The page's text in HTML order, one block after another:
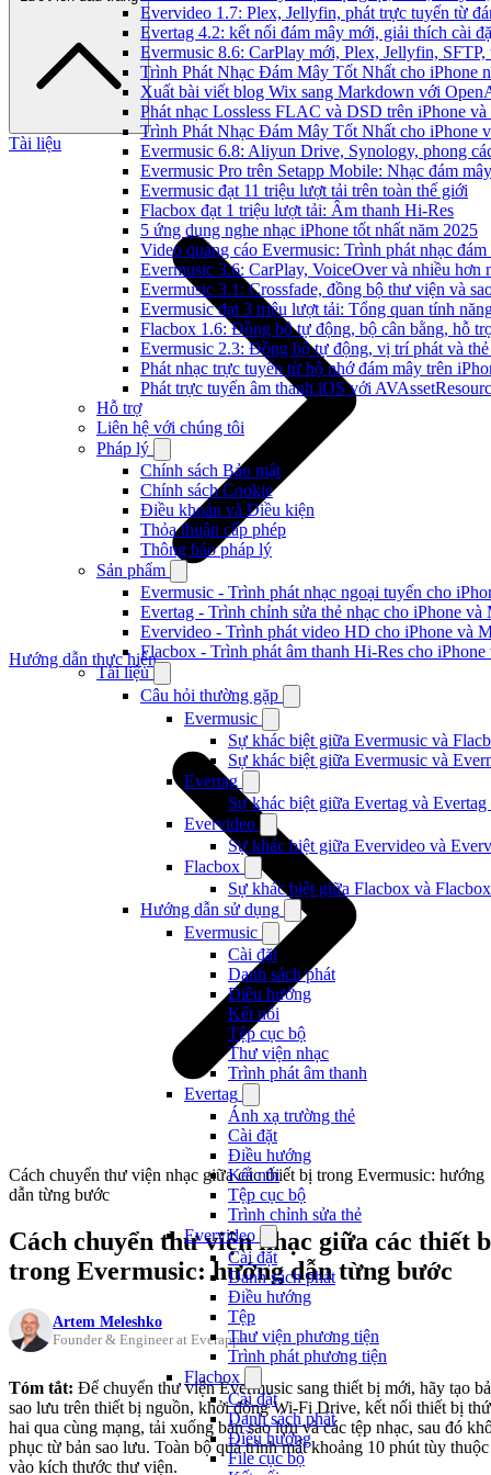
Evervideo 1.7: Plex, Jellyfin, phát trực tuyến từ
Evertag 4.2: kết nối đám mây mới, giải thích cài
Evermusic 8.6: CarPlay mới, Plex, Jellyfin,
Trình Phát Nhạc Đám Mây Tốt Nhất cho iPhone
Xuất bài viết blog Wix sang Markdown với
Phát nhạc Lossless FLAC và DSD trên iPhone
Trình Phát Nhạc Đám Mây Tốt Nhất cho iPhone
Evermusic 6.8: Aliyun Drive, Synology, phong
Evermusic Pro trên Setapp Mobile: Nhạc đám
Evermusic đạt 11 triệu lượt tải trên toàn thế giới
Flacbox đạt 1 triệu lượt tải: Âm thanh Hi-Res
5 ứng dụng nghe nhạc iPhone tốt nhất năm 2025
Video quảng cáo Evermusic: Trình phát nhạc đám
Evermusic 3.6: CarPlay, VoiceOver và nhiều hơn
Evermusic 3.1: Crossfade, đồng bộ thư viện và
Evermusic đạt 3 triệu lượt tải: Tổng quan tính
Flacbox 1.6: Đồng bộ tự động, bộ cân bằng, hỗ
Evermusic 2.3: Đồng bộ tự động, vị trí phát và thẻ
Phát nhạc trực tuyến từ bộ nhớ đám mây trên
Phát trực tuyến âm thanh iOS với
Hỗ trợ
Liên hệ với chúng tôi
Pháp lý
Chính sách Bảo mật
Chính sách Cookie
Điều khoản và Điều kiện
Thỏa thuận cấp phép
Thông báo pháp lý
Sản phẩm
Evermusic - Trình phát nhạc ngoại tuyến cho
Evertag - Trình chỉnh sửa thẻ nhạc cho iPhone và
Evervideo - Trình phát video HD cho iPhone và
Flacbox - Trình phát âm thanh Hi-Res cho iPhone
Tài liệu
Câu hỏi thường gặp
Evermusic
Sự khác biệt giữa Evermusic và
Sự khác biệt giữa Evermusic và
Evertag
Sự khác biệt giữa Evertag và
Evervideo
Sự khác biệt giữa Evervideo và
Flacbox
Sự khác biệt giữa Flacbox và
Hướng dẫn sử dụng
Evermusic
Cài đặt
Danh sách phát
Điều hướng
Kết nối
Tệp cục bộ
Thư viện nhạc
Trình phát âm thanh
Evertag
Ánh xạ trường thẻ
Cài đặt
Điều hướng
Kết nối
Tệp cục bộ
Trình chỉnh sửa thẻ
Evervideo
Cài đặt
Danh sách phát
Điều hướng
Tệp
Thư viện phương tiện
Trình phát phương tiện
Flacbox
Cài đặt
Danh sách phát
Điều hướng
File cục bộ
Tài liệu
Hướng dẫn thực hiện
Cách chuyển thư viện nhạc giữa các thiết bị trong Evermusic: hướng
dẫn từng bước
Cách chuyển thư viện nhạc giữa các thiết
trong Evermusic: hướng dẫn từng bước
Artem Meleshko
Founder & Engineer at Everappz
Tóm tắt: Để chuyển thư viện Evermusic sang thiết bị mới, hãy tạo
sao lưu trên thiết bị nguồn, khởi động Wi-Fi Drive, kết nối thiết bị thứ
hai qua cùng mạng, tải xuống bản sao lưu và các tệp nhạc, sau đó
phục từ bản sao lưu. Toàn bộ quá trình mất khoảng 10 phút tùy thuộc
vào kích thước thư viện.